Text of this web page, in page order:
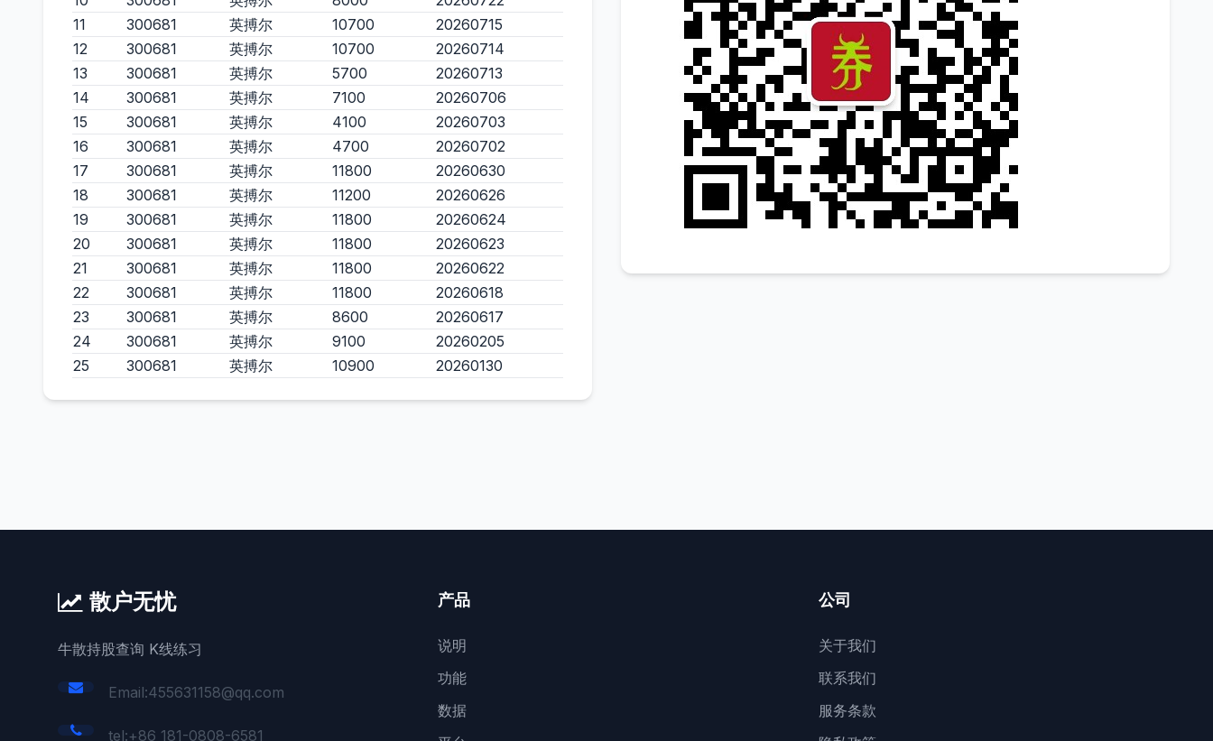
11
300681 英搏尔 10700
20260715
12
300681 英搏尔 10700
20260714
13
300681 英搏尔 5700
20260713
14
300681 英搏尔 7100
20260706
15
300681 英搏尔 4100
20260703
16
300681 英搏尔 4700
20260702
17
300681 英搏尔 11800
20260630
18
300681 英搏尔 11200
20260626
19
300681 英搏尔 11800
20260624
20
300681 英搏尔 11800
20260623
21
300681 英搏尔 11800
20260622
22
300681 英搏尔 11800
20260618
23
300681 英搏尔 8600
20260617
24
300681 英搏尔 9100
20260205
25
300681 英搏尔 10900 20260130
散户无忧
牛散持股查询 K线练习
Email:455631158@qq.com
tel:+86 181-0808-6581
产品
说明
功能
数据
公司
关于我们
联系我们
服务条款